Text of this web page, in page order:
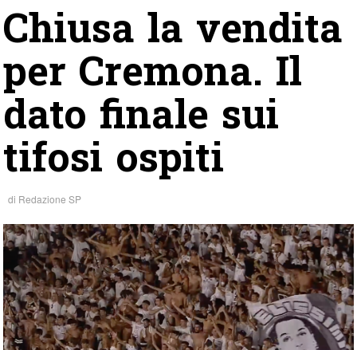
Chiusa la vendita
per Cremona. Il
dato finale sui
tifosi ospiti
di Redazione SP